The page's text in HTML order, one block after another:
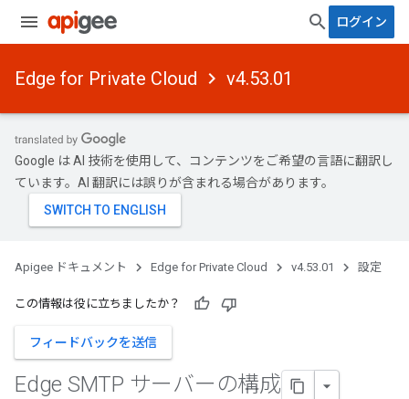
ログイン
Edge for Private Cloud v4.53.01
Google は AI 技術を使用して、コンテンツをご希望の言語に翻訳し
ています。AI 翻訳には誤りが含まれる場合があります。
Apigee ドキュメント Edge for Private Cloud v4.53.01 設定
この情報は役に立ちましたか？
フィードバックを送信
Edge SMTP サーバーの構成